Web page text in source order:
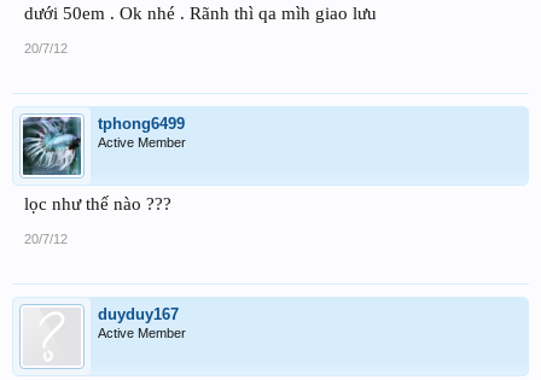
dưới 50em . Ok nhé . Rãnh thì qa mìh giao lưu
20/7/12
tphong6499
Active Member
lọc như thế nào ???
20/7/12
duyduy167
Active Member